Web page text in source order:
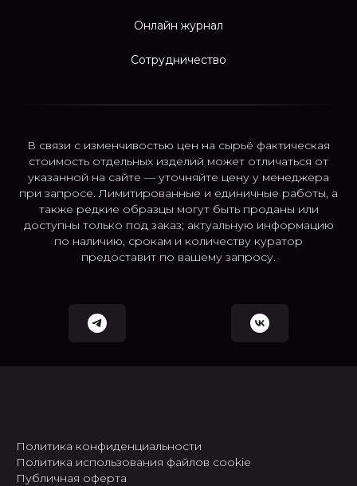
Онлайн журнал
Сотрудничество
В связи с изменчивостью цен на сырьё фактическая
стоимость отдельных изделий может отличаться от
указанной на сайте — уточняйте цену у менеджера
при запросе. Лимитированные и единичные работы, а
также редкие образцы могут быть проданы или
доступны только под заказ; актуальную информацию
по наличию, срокам и количеству куратор
предоставит по вашему запросу.
Политика конфиденциальности
Политика использования файлов cookie
Публичная оферта